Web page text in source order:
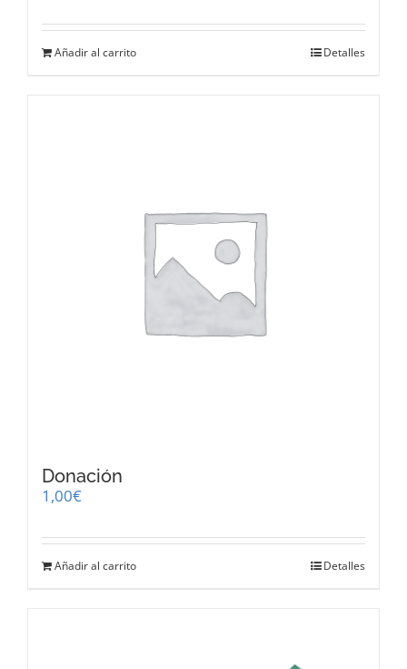
Añadir al carrito Detalles
Donación
1,00€
Añadir al carrito Detalles